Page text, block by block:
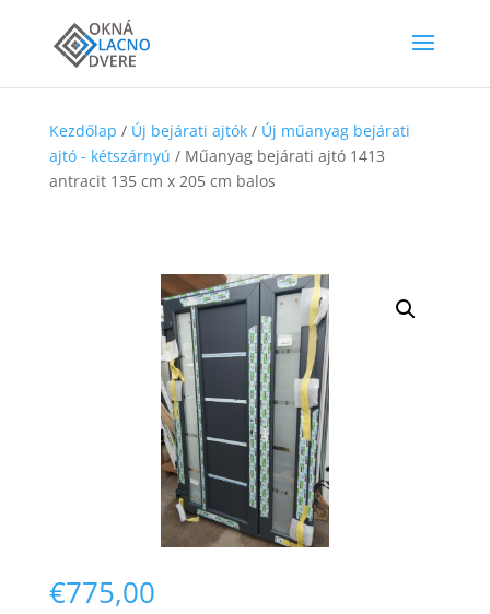
Kezdőlap / Új bejárati ajtók/ Új műanyag bejárati
ajtó - kétszárnyú / Műanyag bejárati ajtó 1413
antracit 135 cm x 205 cm balos
€775,00